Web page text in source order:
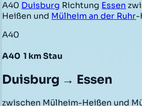
A40 Duisburg Richtung Essen
Heißen und Mülheim an der Ruhr-
A40
A40 1 km Stau
Duisburg → Essen
zwischen Mülheim-Heißen und